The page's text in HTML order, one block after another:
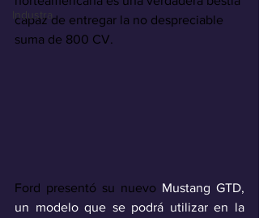
Industra
capaz de entregar la no despreciable
suma de 800 CV.
Ford presentó su nuevo Mustang GTD,
un modelo que se podrá utilizar en la